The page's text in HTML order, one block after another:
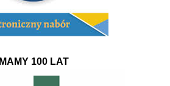
MAMY 100 LAT